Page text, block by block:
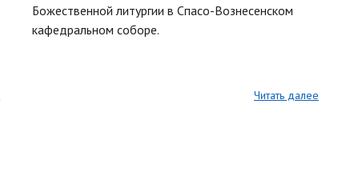
Божественной литургии в Спасо-Вознесенском
кафедральном соборе.
Читать далее